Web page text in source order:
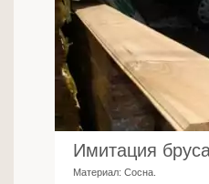
Имитация
Материал: Сосна